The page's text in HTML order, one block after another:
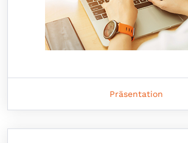
Präsentation